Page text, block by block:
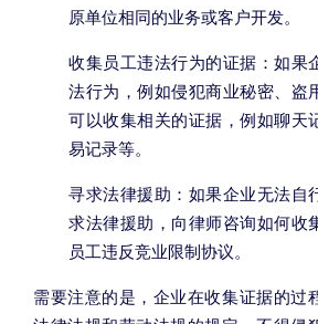
原单位相同的业务或客户开发。
收集员工违法行为的证据：如果
法行为，例如侵犯商业秘密、盗
可以收集相关的证据，例如聊天
易记录等。
寻求法律援助：如果企业无法自
求法律援助，向律师咨询如何收
员工违反竞业限制协议。
需要注意的是，企业在收集证据的过